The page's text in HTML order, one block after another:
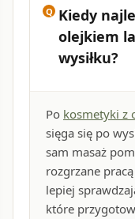
Kiedy
olejkiem
wysiłku?
Po kosmetyki z
sięga się po
sam masaż
rozgrzane
lepiej
które